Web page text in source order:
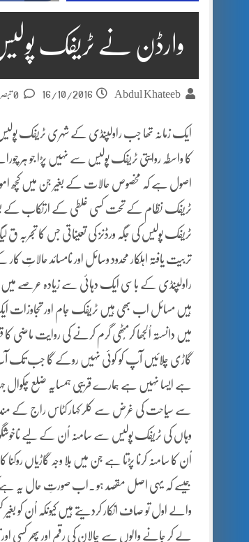
وارڈن نے ٹریفک پولیس
Abdul Khateeb
16/10/2016
ایک زمانہ تھا جب راولپنڈی کے شہری ٹریفک
کا واسطہ روایتی ٹریفک پولیس سے نہیں پڑا جو ہر
اصول ہے کہ مخصوص حالات کے بغیر جن میں کچھ امور
ٹریفک نظام کے تحت کسی غلطی کے ارتکاب کے بغیر
ٹریفک پولیس کی جگہ ورڈنز کی تعیناتی جس کا تجربہ
تربیت یافتہ اہلکار محدود وسائل اور نامسائد
راولپنڈی کے باسی ایک دہائی سے زیادہ عرصے
ہیں مسائل اب بھی ہیں ٹریفک جام اور تجاوزات ایک
میں دانستہ اُلجھا کرمُٹھی گرم کرنے کی روایت
گاڑی چلائیں آپ کو کوئی نہیں روکے گا جب تک آپ
ہے ایسا نہیں ہے ہمارے قریبی ہمسایہ ضلع
سے سیاحت کی غرض سے کلر کہار کٹاس راج کے
وہاں کی ٹریفک پولیس سے سامنہ اُن کے لیے
اُن کا سامنہ کرنا پڑتا ہے جن میں بلا وجہ گاڑیاں
جیسے کہ یہی اصل مقصد ہو ۔اب صورتِ حال یہ ہے
والے اول تو صاف انکار کردیتے ہیں کیونکہ اُن کو
لے کر جانے والوں سے چالان کی رقم اور پھر کسی